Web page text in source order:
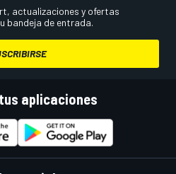
actualizaciones y ofertas
bandeja de entrada.
aplicaciones